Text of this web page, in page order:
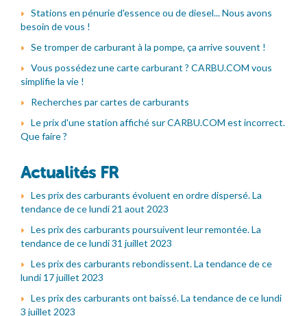
Stations en pénurie d'essence ou de diesel... Nous avons
besoin de vous !
Se tromper de carburant à la pompe, ça arrive souvent !
Vous possédez une carte carburant ? CARBU.COM vous
simplifie la vie !
Recherches par cartes de carburants
Le prix d'une station affiché sur CARBU.COM est incorrect.
Que faire ?
Actualités FR
Les prix des carburants évoluent en ordre dispersé. La
tendance de ce lundi 21 aout 2023
Les prix des carburants poursuivent leur remontée. La
tendance de ce lundi 31 juillet 2023
Les prix des carburants rebondissent. La tendance de ce
lundi 17 juillet 2023
Les prix des carburants ont baissé. La tendance de ce lundi
3 juillet 2023